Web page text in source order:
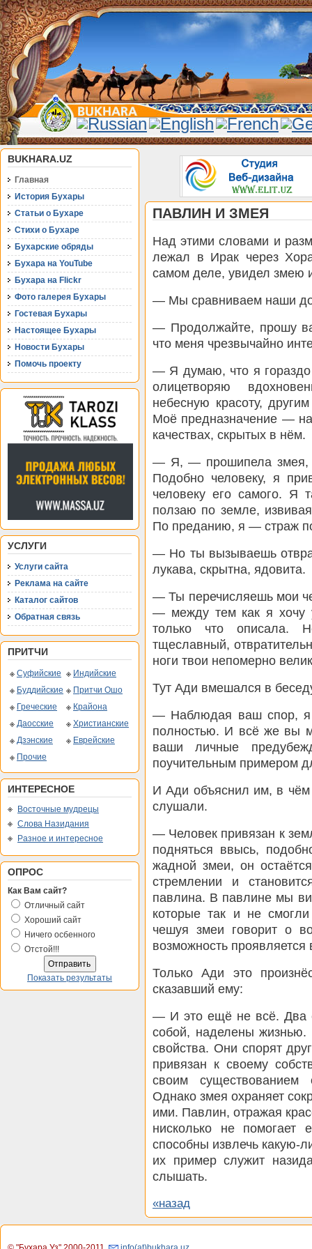
BUKHARA.UZ
Главная
История Бухары
Статьи о Бухаре
Стихи о Бухаре
Бухарские обряды
Бухара на YouTube
Бухара на Flickr
Фото галерея Бухары
Гостевая Бухары
Настоящее Бухары
Новости Бухары
Помочь проекту
УСЛУГИ
Услуги сайта
Реклама на сайте
Каталог сайтов
Обратная связь
ПРИТЧИ
Суфийские
Индийские
Буддийские
Притчи Ошо
Греческие
Крайона
Даосские
Христианские
Дзэнские
Еврейские
Прочие
ИНТЕРЕСНОЕ
Восточные мудрецы
Слова Назидания
Разное и интересное
ОПРОС
Как Вам сайт?
Отличный сайт
Хороший сайт
Ничего осбенного
Отстой!!!
Показать результаты
ПАВЛИН И ЗМЕЯ
Над этими словами и
лежал в Ирак через
самом деле, увидел змею
— Мы сравниваем наши
— Продолжайте, прошу
что меня чрезвычайно
— Я думаю, что я
олицетворяю
небесную красоту,
Моё предназначение —
качествах, скрытых в нём.
— Я, — прошипела змея,
Подобно человеку, я
человеку его самого. Я
ползаю по земле,
По преданию, я — страж
— Но ты вызываешь
лукава, скрытна, ядовита.
— Ты перечисляешь мои
— между тем как я хочу
только что описала.
тщеславный,
ноги твои непомерно
Тут Ади вмешался в
— Наблюдая ваш спор, я
полностью. И всё же вы
ваши личные
поучительным примером
И Ади объяснил им, в чём
слушали.
— Человек привязан к
подняться ввысь,
жадной змеи, он
стремлении и
павлина. В павлине мы
которые так и не
чешуя змеи говорит о
возможность проявляется
Только Ади это
сказавший ему:
— И это ещё не всё. Два
собой, наделены жизнью.
свойства. Они спорят
привязан к своему
своим существованием
Однако змея охраняет
ими. Павлин, отражая
нисколько не
способны извлечь какую-
их пример служит
слышать.
«назад